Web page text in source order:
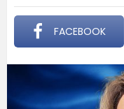
FACEBOOK